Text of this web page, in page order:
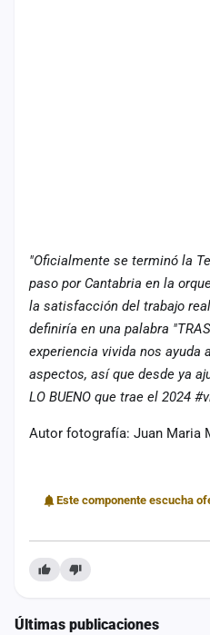
"Oficialmente se terminó la
paso por Cantabria en la
la satisfacción del trabajo
definiría en una palabra
experiencia vivida nos ayuda
aspectos, así que desde ya
LO BUENO que trae el 2024
Autor fotografía: Juan Maria
Este componente escucha
Últimas publicaciones
ESTADO